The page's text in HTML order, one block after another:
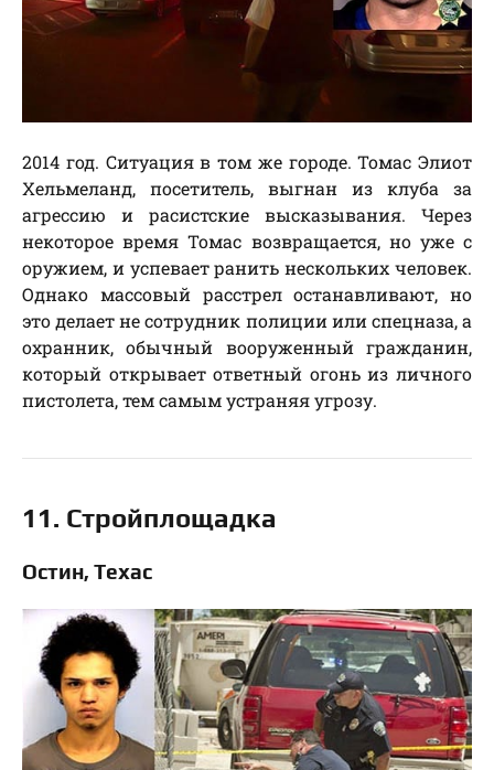
2014 год. Ситуация в том же городе. Томас Элиот
Хельмеланд, посетитель, выгнан из клуба за
агрессию и расистские высказывания. Через
некоторое время Томас возвращается, но уже с
оружием, и успевает ранить нескольких человек.
Однако массовый расстрел останавливают, но
это делает не сотрудник полиции или спецназа, а
охранник, обычный вооруженный гражданин,
который открывает ответный огонь из личного
пистолета, тем самым устраняя угрозу.
11. Стройплощадка
Остин, Техас